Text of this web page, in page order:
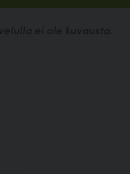
ei ole kuvausta.